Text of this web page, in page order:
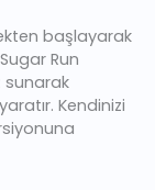
başlayarak
Run
sunarak
Kendinizi